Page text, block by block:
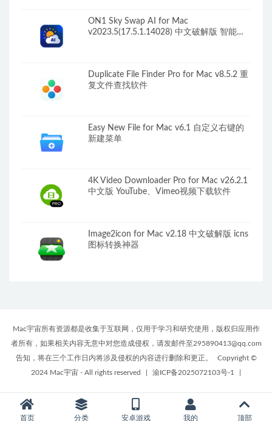
ON1 Sky Swap AI for Mac
v2023.5(17.5.1.14028) 中文破解版 智能照
Duplicate File Finder Pro for Mac v8.5.2 重
复文件查找软件
Easy New File for Mac v6.1 自定义右键的
新建菜单
4K Video Downloader Pro for Mac v26.2.1
中文版 YouTube、Vimeo视频下载软件
Image2icon for Mac v2.18 中文破解版 icns
图标转换神器
Mac宇宙所有资源都是收集于互联网，仅用于学习和研究使用，版权归应用作
者所有，如果相关内容无意中对您造成侵权，请发邮件至295890413@qq.com
告知，将在三个工作日内将涉及侵权的内容进行删除和更正。
Copyright ©
2024 Mac宇宙 - All rights reserved
渝ICP备2025072103号-1
首页 分类 安卓游戏 我的 顶部